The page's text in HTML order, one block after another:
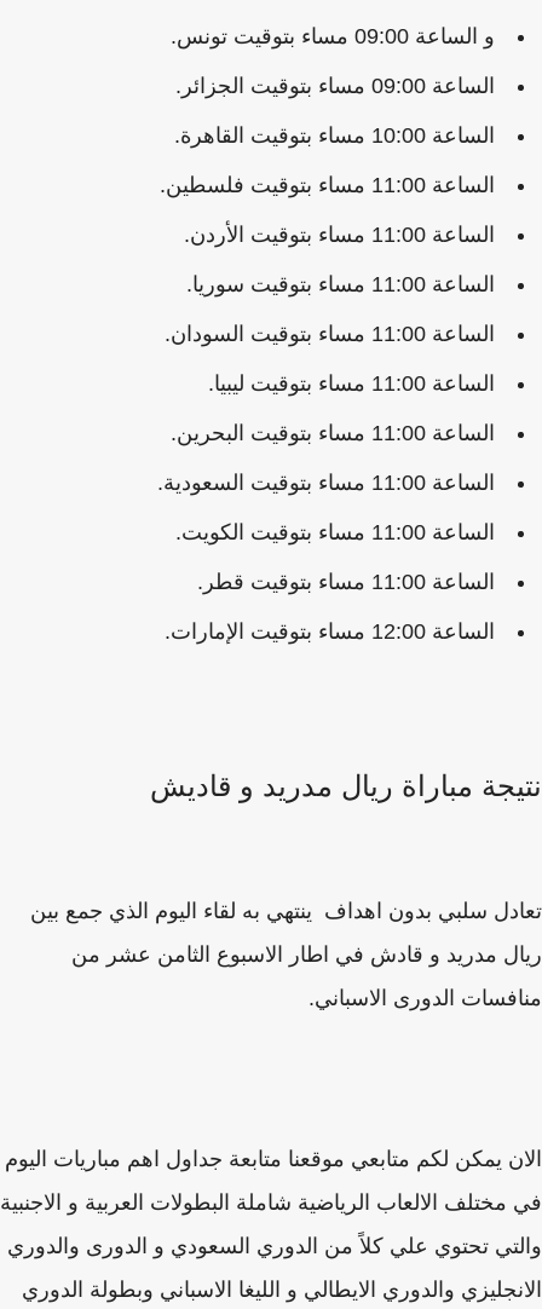
و الساعة 09:00 مساء بتوقيت تونس.
الساعة 09:00 مساء بتوقيت الجزائر.
الساعة 10:00 مساء بتوقيت القاهرة.
الساعة 11:00 مساء بتوقيت فلسطين.
الساعة 11:00 مساء بتوقيت الأردن.
الساعة 11:00 مساء بتوقيت سوريا.
الساعة 11:00 مساء بتوقيت السودان.
الساعة 11:00 مساء بتوقيت ليبيا.
الساعة 11:00 مساء بتوقيت البحرين.
الساعة 11:00 مساء بتوقيت السعودية.
الساعة 11:00 مساء بتوقيت الكويت.
الساعة 11:00 مساء بتوقيت قطر.
الساعة 12:00 مساء بتوقيت الإمارات.
مباراة ريال مدريد و قاديش
سلبي بدون اهداف ينتهي به لقاء اليوم الذي جمع بين
مدريد و قادش في اطار الاسبوع الثامن عشر من
الدورى الاسباني.
يمكن لكم متابعي موقعنا متابعة جداول اهم مباريات اليوم
الالعاب الرياضية شاملة البطولات العربية و الاجنبية
تحتوي علي كلاً من الدوري السعودي و الدورى والدوري
والدوري الايطالي و الليغا الاسباني وبطولة الدوري